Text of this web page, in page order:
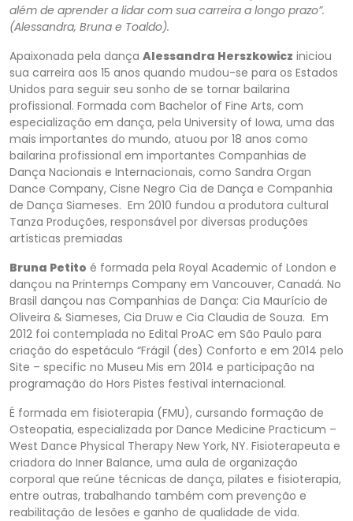
além de aprender a lidar com sua carreira a longo prazo”.
(Alessandra, Bruna e Toaldo).
Apaixonada pela dança Alessandra Herszkowicz iniciou
sua carreira aos 15 anos quando mudou-se para os Estados
Unidos para seguir seu sonho de se tornar bailarina
profissional. Formada com Bachelor of Fine Arts, com
especialização em dança, pela University of Iowa, uma das
mais importantes do mundo, atuou por 18 anos como
bailarina profissional em importantes Companhias de
Dança Nacionais e Internacionais, como Sandra Organ
Dance Company, Cisne Negro Cia de Dança e Companhia
de Dança Siameses. Em 2010 fundou a produtora cultural
Tanza Produções, responsável por diversas produções
artísticas premiadas
Bruna Petito é formada pela Royal Academic of London e
dançou na Printemps Company em Vancouver, Canadá. No
Brasil dançou nas Companhias de Dança: Cia Maurício de
Oliveira & Siameses, Cia Druw e Cia Claudia de Souza. Em
2012 foi contemplada no Edital ProAC em São Paulo para
criação do espetáculo “Frágil (des) Conforto e em 2014 pelo
Site – specific no Museu Mis em 2014 e participação na
programação do Hors Pistes festival internacional.
É formada em fisioterapia (FMU), cursando formação de
Osteopatia, especializada por Dance Medicine Practicum –
West Dance Physical Therapy New York, NY. Fisioterapeuta e
criadora do Inner Balance, uma aula de organização
corporal que reúne técnicas de dança, pilates e fisioterapia,
entre outras, trabalhando também com prevenção e
reabilitação de lesões e ganho de qualidade de vida.